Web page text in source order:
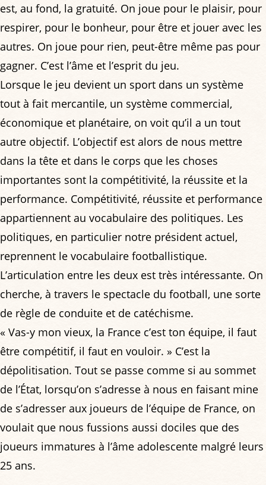
est, au fond, la gratuité. On joue pour le plaisir, pour
respirer, pour le bonheur, pour être et jouer avec les
autres. On joue pour rien, peut-être même pas pour
gagner. C’est l’âme et l’esprit du jeu.
Lorsque le jeu devient un sport dans un système
tout à fait mercantile, un système commercial,
économique et planétaire, on voit qu’il a un tout
autre objectif. L’objectif est alors de nous mettre
dans la tête et dans le corps que les choses
importantes sont la compétitivité, la réussite et la
performance. Compétitivité, réussite et performance
appartiennent au vocabulaire des politiques. Les
politiques, en particulier notre président actuel,
reprennent le vocabulaire footballistique.
L’articulation entre les deux est très intéressante. On
cherche, à travers le spectacle du football, une sorte
de règle de conduite et de catéchisme.
« Vas-y mon vieux, la France c’est ton équipe, il faut
être compétitif, il faut en vouloir. » C’est la
dépolitisation. Tout se passe comme si au sommet
de l’État, lorsqu’on s’adresse à nous en faisant mine
de s’adresser aux joueurs de l’équipe de France, on
voulait que nous fussions aussi dociles que des
joueurs immatures à l’âme adolescente malgré leurs
25 ans.